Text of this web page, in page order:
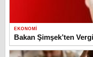
EKONOMI
Bakan Şimşek’ten